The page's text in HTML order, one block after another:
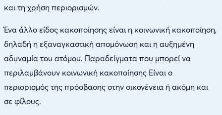
και τη χρήση περιορισμών.
Ένα άλλο είδος κακοποίησης είναι η κοινωνική κακοποίηση,
δηλαδή η εξαναγκαστική απομόνωση και η αυξημένη
αδυναμία του ατόμου. Παραδείγματα που μπορεί να
περιλαμβάνουν κοινωνική κακοποίησης Είναι ο
περιορισμός της πρόσβασης στην οικογένεια ή ακόμη και
σε φίλους.